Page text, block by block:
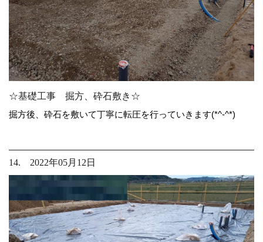
☆基礎工事 掘方、砕石敷き☆
掘方後、砕石を敷いて丁寧に転圧を行っていきます(*^-^*)
14. 2022年05月12日